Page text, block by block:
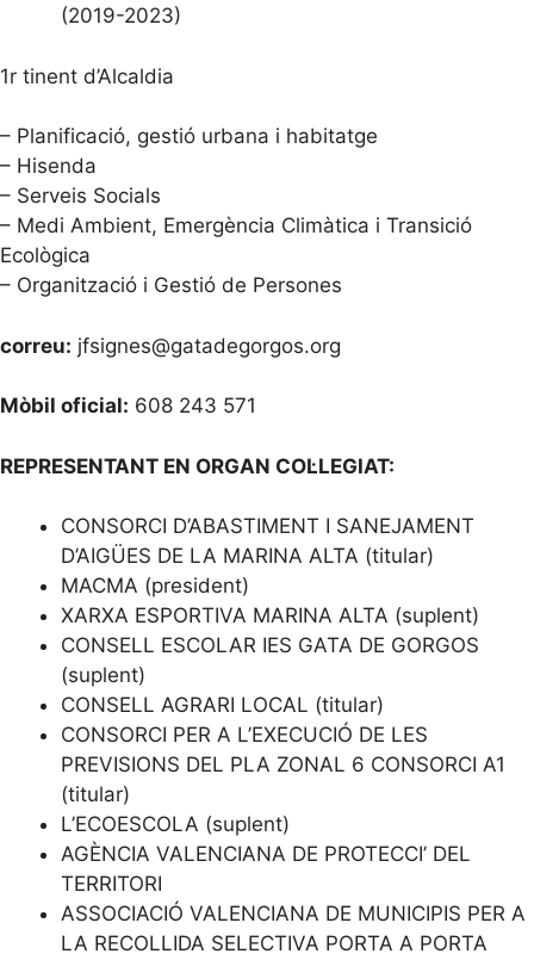
(2019-2023)
1r tinent d’Alcaldia
– Planificació, gestió urbana i habitatge
– Hisenda
– Serveis Socials
– Medi Ambient, Emergència Climàtica i Transició
Ecològica
– Organització i Gestió de Persones
correu: jfsignes@gatadegorgos.org
Mòbil oficial: 608 243 571
REPRESENTANT EN ORGAN COL·LEGIAT:
CONSORCI D’ABASTIMENT I SANEJAMENT
D’AIGÜES DE LA MARINA ALTA (titular)
MACMA (president)
XARXA ESPORTIVA MARINA ALTA (suplent)
CONSELL ESCOLAR IES GATA DE GORGOS
(suplent)
CONSELL AGRARI LOCAL (titular)
CONSORCI PER A L’EXECUCIÓ DE LES
PREVISIONS DEL PLA ZONAL 6 CONSORCI A1
(titular)
L’ECOESCOLA (suplent)
AGÈNCIA VALENCIANA DE PROTECCI’ DEL
TERRITORI
ASSOCIACIÓ VALENCIANA DE MUNICIPIS PER A
LA RECOLLIDA SELECTIVA PORTA A PORTA